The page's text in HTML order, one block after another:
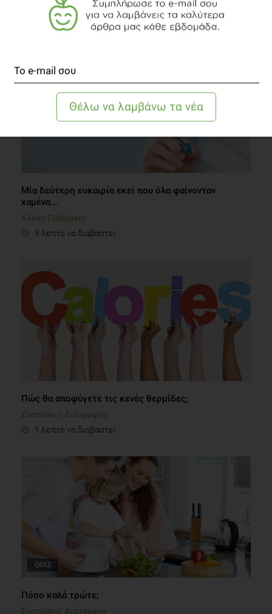
Οικογένεια
2 λεπτά να διαβαστεί
Μία δεύτερη ευκαιρία εκεί που όλα φαίνονταν
χαμένα…
Άλλες Παθήσεις
3 λεπτά να διαβαστεί
Πώς θα αποφύγετε τις κενές θερμίδες;
Συστάσεις Διατροφής
1 λεπτό να διαβαστεί
QUIZ
Πόσο καλά τρώτε;
Συστάσεις Διατροφής